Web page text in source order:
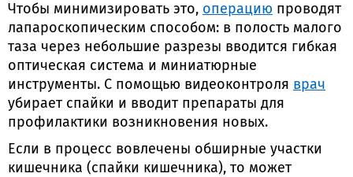
Чтобы минимизировать это, операцию проводят
лапароскопическим способом: в полость малого
таза через небольшие разрезы вводится гибкая
оптическая система и миниатюрные
инструменты. С помощью видеоконтроля врач
убирает спайки и вводит препараты для
профилактики возникновения новых.
Если в процесс вовлечены обширные участки
кишечника (спайки кишечника), то может